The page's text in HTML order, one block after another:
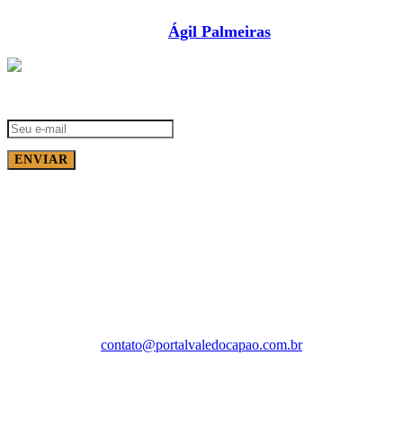
Ágil Palmeiras
ENVIAR
contato@portalvaledocapao.com.br